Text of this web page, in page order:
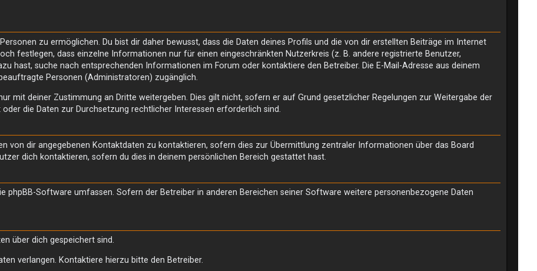
zu ermöglichen. Du bist dir daher bewusst, dass die Daten deines Profils und die von dir erstellten Beiträge im Internet
festlegen, dass einzelne Informationen nur für einen eingeschränkten Nutzerkreis (z. B. andere registrierte Benutzer,
hast, suche nach entsprechenden Informationen im Forum oder kontaktiere den Betreiber. Die E-Mail-Adresse aus deinem
Personen (Administratoren) zugänglich.
mit deiner Zustimmung an Dritte weitergeben. Dies gilt nicht, sofern er auf Grund gesetzlicher Regelungen zur Weitergabe der
die Daten zur Durchsetzung rechtlicher Interessen erforderlich sind.
von dir angegebenen Kontaktdaten zu kontaktieren, sofern dies zur Übermittlung zentraler Informationen über das Board
dich kontaktieren, sofern du dies in deinem persönlichen Bereich gestattet hast.
phpBB-Software umfassen. Sofern der Betreiber in anderen Bereichen seiner Software weitere personenbezogene Daten
über dich gespeichert sind.
verlangen. Kontaktiere hierzu bitte den Betreiber.